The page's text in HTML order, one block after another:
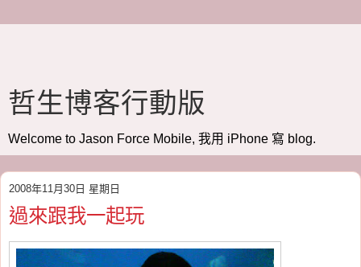
哲生博客行動版
Welcome to Jason Force Mobile, 我用 iPhone 寫 blog.
2008年11月30日 星期日
過來跟我一起玩